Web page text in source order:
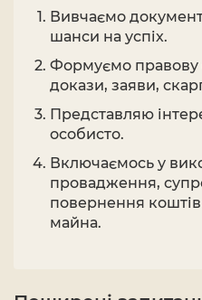
Вивчаємо
шанси на успіх.
Формуємо правову
докази, заяви,
Представляю
особисто.
Включаємось у
провадження,
повернення коштів
майна.